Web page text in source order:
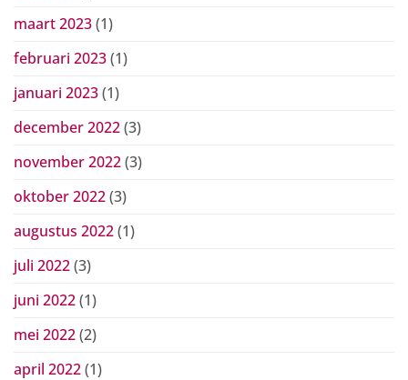
maart 2023(1)
februari 2023(1)
januari 2023(1)
december 2022(3)
november 2022(3)
oktober 2022(3)
augustus 2022(1)
juli 2022(3)
juni 2022(1)
mei 2022(2)
april 2022(1)